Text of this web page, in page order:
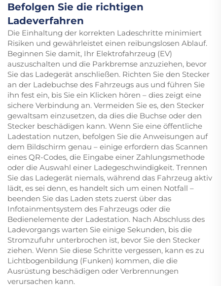
Befolgen Sie die richtigen
Ladeverfahren
Die Einhaltung der korrekten Ladeschritte minimiert
Risiken und gewährleistet einen reibungslosen Ablauf.
Beginnen Sie damit, Ihr Elektrofahrzeug (EV)
auszuschalten und die Parkbremse anzuziehen, bevor
Sie das Ladegerät anschließen. Richten Sie den Stecker
an der Ladebuchse des Fahrzeugs aus und führen Sie
ihn fest ein, bis Sie ein Klicken hören – dies zeigt eine
sichere Verbindung an. Vermeiden Sie es, den Stecker
gewaltsam einzusetzen, da dies die Buchse oder den
Stecker beschädigen kann. Wenn Sie eine öffentliche
Ladestation nutzen, befolgen Sie die Anweisungen auf
dem Bildschirm genau – einige erfordern das Scannen
eines QR-Codes, die Eingabe einer Zahlungsmethode
oder die Auswahl einer Ladegeschwindigkeit. Trennen
Sie das Ladegerät niemals, während das Fahrzeug aktiv
lädt, es sei denn, es handelt sich um einen Notfall –
beenden Sie das Laden stets zuerst über das
Infotainmentsystem des Fahrzeugs oder die
Bedienelemente der Ladestation. Nach Abschluss des
Ladevorgangs warten Sie einige Sekunden, bis die
Stromzufuhr unterbrochen ist, bevor Sie den Stecker
ziehen. Wenn Sie diese Schritte vergessen, kann es zu
Lichtbogenbildung (Funken) kommen, die die
Ausrüstung beschädigen oder Verbrennungen
verursachen kann.